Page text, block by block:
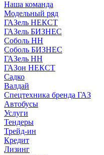
Наша команда
Модельный ряд
ГАЗель НЕКСТ
ГАЗель БИЗНЕС
Соболь НН
Соболь БИЗНЕС
ГАЗель НН
ГАЗон НЕКСТ
Садко
Валдай
Спецтехника бренда ГАЗ
Автобусы
Услуги
Тендеры
Трейд-ин
Кредит
Лизинг